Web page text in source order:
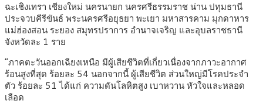
ฉะเชิงเทรา เชียงใหม่ นครนายก นครศรีธรรมราช น่าน ปทุมธานี
ประจวบคีรีขันธ์ พระนครศรีอยุธยา พะเยา มหาสารคาม มุกดาหาร
แม่ฮ่องสอน ระยอง สมุทรปราการ อำนาจเจริญ และอุบลราชธานี
จังหวัดละ 1 ราย
“ภาคตะวันออกเฉียงเหนือ มีผู้เสียชีวิตที่เกี่ยวเนื่องจากภาวะอากาศ
ร้อนสูงที่สุด ร้อยละ 54 นอกจากนี้ ผู้เสียชีวิต ส่วนใหญ่มีโรคประจำ
ตัว ร้อยละ 51 ได้แก่ ความดันโลหิตสูง เบาหวาน หัวใจและหลอด
เลือด